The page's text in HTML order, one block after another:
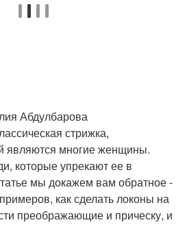
Абдулбарова
стрижка,
являются многие женщины.
которые упрекают ее в
мы докажем вам обратное -
как сделать локоны на
преображающие и прическу, и